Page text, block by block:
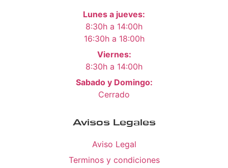
Lunes a jueves:
8:30h a 14:00h
16:30h a 18:00h
Viernes:
8:30h a 14:00h
Sabado y Domingo:
Cerrado
Avisos Legales
Aviso Legal
Terminos y condiciones